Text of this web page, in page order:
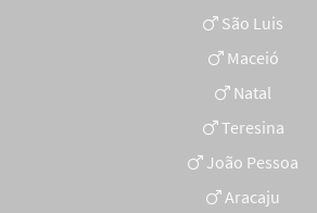
São Luis
Maceió
Natal
Teresina
João Pessoa
Aracaju